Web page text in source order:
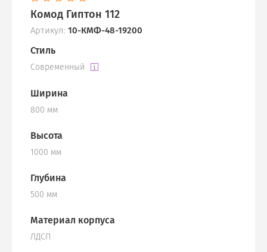
Комод Гиптон 112
Артикул: 10-КМФ-48-19200
Стиль
Современный
Ширина
800 мм
Высота
1000 мм
Глубина
500 мм
Материал корпуса
ЛДСП